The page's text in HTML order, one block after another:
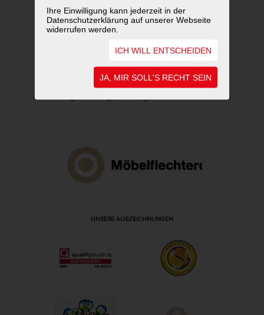
Ihre Einwilligung kann jederzeit in der
Datenschutzerklärung auf unserer Webseite
widerrufen werden.
ICH WILL ENTSCHEIDEN
JA, MIR SOLL'S RECHT SEIN
UNSERE AUSZEICHNUNGEN